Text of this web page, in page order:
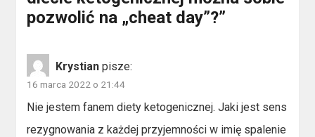
pozwolić na „cheat day”?”
Krystian pisze:
16 marca 2022 o 21:44
Nie jestem fanem diety ketogenicznej. Jaki jest sens
rezygnowania z każdej przyjemności w imię spalenie